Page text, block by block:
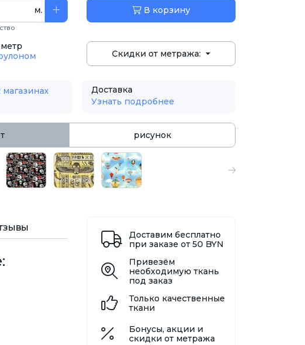
м. В корзину
Скидки от метража:
магазинах
Доставка
Узнать подробнее
рисунок
Доставим бесплатно
при заказе от 50 BYN
Привезём
необходимую ткань
под заказ
Только качественные
ткани
Бонусы, акции и
скидки от метража